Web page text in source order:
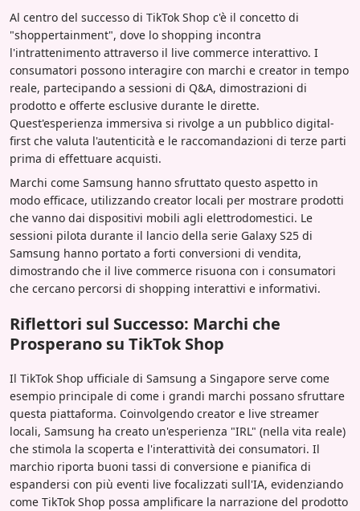
Al centro del successo di TikTok Shop c'è il concetto di
"shoppertainment", dove lo shopping incontra
l'intrattenimento attraverso il live commerce interattivo. I
consumatori possono interagire con marchi e creator in tempo
reale, partecipando a sessioni di Q&A, dimostrazioni di
prodotto e offerte esclusive durante le dirette.
Quest'esperienza immersiva si rivolge a un pubblico digital-
first che valuta l'autenticità e le raccomandazioni di terze parti
prima di effettuare acquisti.
Marchi come Samsung hanno sfruttato questo aspetto in
modo efficace, utilizzando creator locali per mostrare prodotti
che vanno dai dispositivi mobili agli elettrodomestici. Le
sessioni pilota durante il lancio della serie Galaxy S25 di
Samsung hanno portato a forti conversioni di vendita,
dimostrando che il live commerce risuona con i consumatori
che cercano percorsi di shopping interattivi e informativi.
Riflettori sul Successo: Marchi che
Prosperano su TikTok Shop
Il TikTok Shop ufficiale di Samsung a Singapore serve come
esempio principale di come i grandi marchi possano sfruttare
questa piattaforma. Coinvolgendo creator e live streamer
locali, Samsung ha creato un'esperienza "IRL" (nella vita reale)
che stimola la scoperta e l'interattività dei consumatori. Il
marchio riporta buoni tassi di conversione e pianifica di
espandersi con più eventi live focalizzati sull'IA, evidenziando
come TikTok Shop possa amplificare la narrazione del prodotto